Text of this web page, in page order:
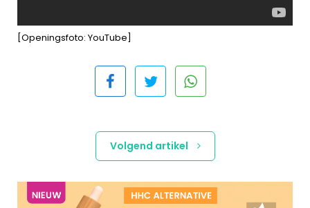
[Openingsfoto: YouTube]
Volgend artikel